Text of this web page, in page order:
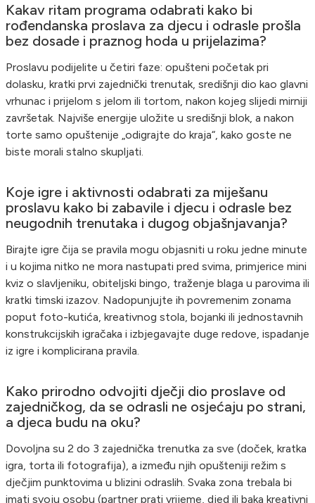
Kakav ritam programa odabrati kako bi
rođendanska proslava za djecu i odrasle prošla
bez dosade i praznog hoda u prijelazima?
Proslavu podijelite u četiri faze: opušteni početak pri
dolasku, kratki prvi zajednički trenutak, središnji dio kao glavni
vrhunac i prijelom s jelom ili tortom, nakon kojeg slijedi mirniji
završetak. Najviše energije uložite u središnji blok, a nakon
torte samo opuštenije „odigrajte do kraja“, kako goste ne
biste morali stalno skupljati.
Koje igre i aktivnosti odabrati za miješanu
proslavu kako bi zabavile i djecu i odrasle bez
neugodnih trenutaka i dugog objašnjavanja?
Birajte igre čija se pravila mogu objasniti u roku jedne minute
i u kojima nitko ne mora nastupati pred svima, primjerice mini
kviz o slavljeniku, obiteljski bingo, traženje blaga u parovima ili
kratki timski izazov. Nadopunjujte ih povremenim zonama
poput foto-kutića, kreativnog stola, bojanki ili jednostavnih
konstrukcijskih igračaka i izbjegavajte duge redove, ispadanje
iz igre i komplicirana pravila.
Kako prirodno odvojiti dječji dio proslave od
zajedničkog, da se odrasli ne osjećaju po strani,
a djeca budu na oku?
Dovoljna su 2 do 3 zajednička trenutka za sve (doček, kratka
igra, torta ili fotografija), a između njih opušteniji režim s
dječjim punktovima u blizini odraslih. Svaka zona trebala bi
imati svoju osobu (partner prati vrijeme, djed ili baka kreativni